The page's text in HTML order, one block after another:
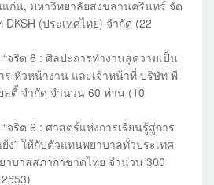
ก่น, มหาวิทยาลัยสงขลานครินทร์ จัด
(ประเทศไทย) จำกัด (22
จริต 6 : ศิลปะการทำงานสู่ความเป็น
ร หัวหน้างาน และเจ้าหน้าที่ บริษัท พี
ลตี้ จำกัด จำนวน 60 ท่าน (10
จริต 6 : ศาสตร์แห่งการเรียนรู้สู่การ
ง” ให้กับตัวแทนพยาบาลทั่วประเทศ
าบาลสภากาชาดไทย จำนวน 300